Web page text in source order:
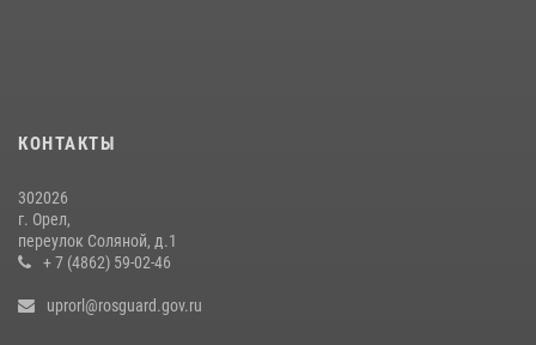
15 июля 2026, 14:49
КОНТАКТЫ
302026
г. Орел,
переулок Соляной, д.1
+ 7 (4862) 59-02-46
uprorl@rosguard.gov.ru